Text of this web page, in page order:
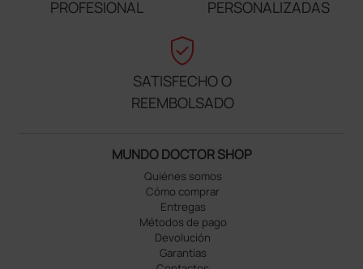
PROFESIONAL
PERSONALIZADAS
verified_user
SATISFECHO O
REEMBOLSADO
MUNDO DOCTOR SHOP
Quiénes somos
Cómo comprar
Entregas
Métodos de pago
Devolución
Garantías